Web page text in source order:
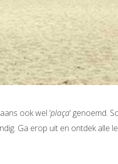
ook wel ‘plaça‘ genoemd.
Ga erop uit en ontdek alle